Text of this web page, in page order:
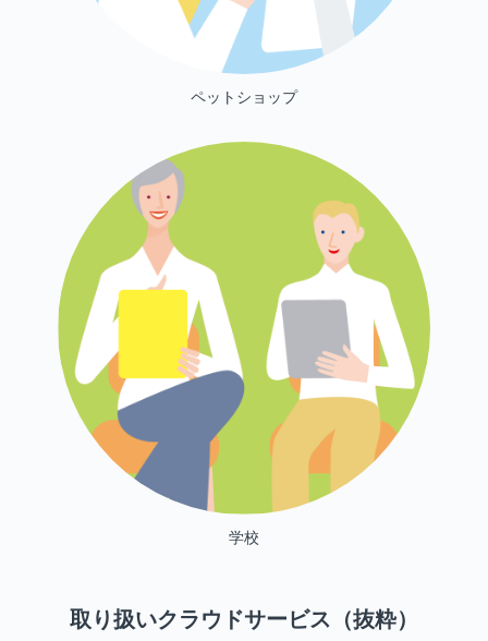
ペットショップ
学校
取り扱いクラウドサービス（抜粋）